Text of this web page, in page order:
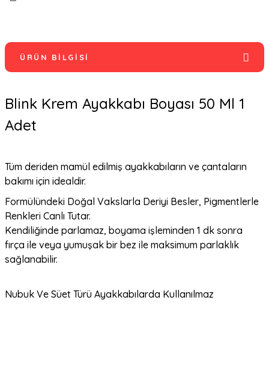
ÜRÜN BILGISI
Blink Krem Ayakkabı Boyası 50 Ml 1
Adet
Tüm deriden mamül edilmiş ayakkabıların ve çantaların
bakımı için idealdir.
Formülündeki Doğal Vakslarla Deriyi Besler, Pigmentlerle
Renkleri Canlı Tutar.
Kendiliğinde parlamaz, boyama işleminden 1 dk sonra
fırça ile veya yumuşak bir bez ile maksimum parlaklık
sağlanabilir.
Nubuk Ve Süet Türü Ayakkabılarda Kullanılmaz